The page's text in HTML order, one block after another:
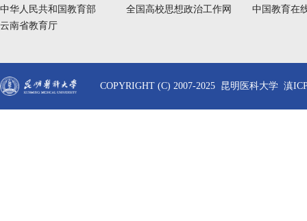
中华人民共和国教育部 全国高校思想政治工作网
中国教育在
云南省教育厅
COPYRIGHT (C) 2007-2025 昆明医科大学 滇